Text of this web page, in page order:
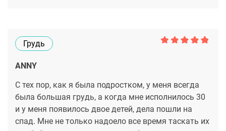
Четвериковой Марины Анатольевны.
Ответственная, дотошная, внимательная и
порядочная врач. Исходя из того, что моя
представляла, могу отметить так же, что рука у
Марины Анатольевны легкая и это главным
образом обусловит мой выбор в пользу ее
кандидатуры для дальнейших манипуляций с
Грудь
ANNY
С тех пор, как я была подростком, у меня всегда
была большая грудь, а когда мне исполнилось 30
и у меня появилось двое детей, дела пошли на
спад. Мне не только надоело все время таскать их